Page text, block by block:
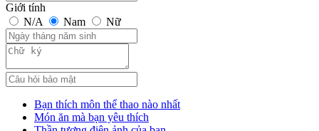
Giới tính
N/A
Nam Nữ
Bạn thích môn thể thao nào nhất
Món ăn mà bạn yêu thích